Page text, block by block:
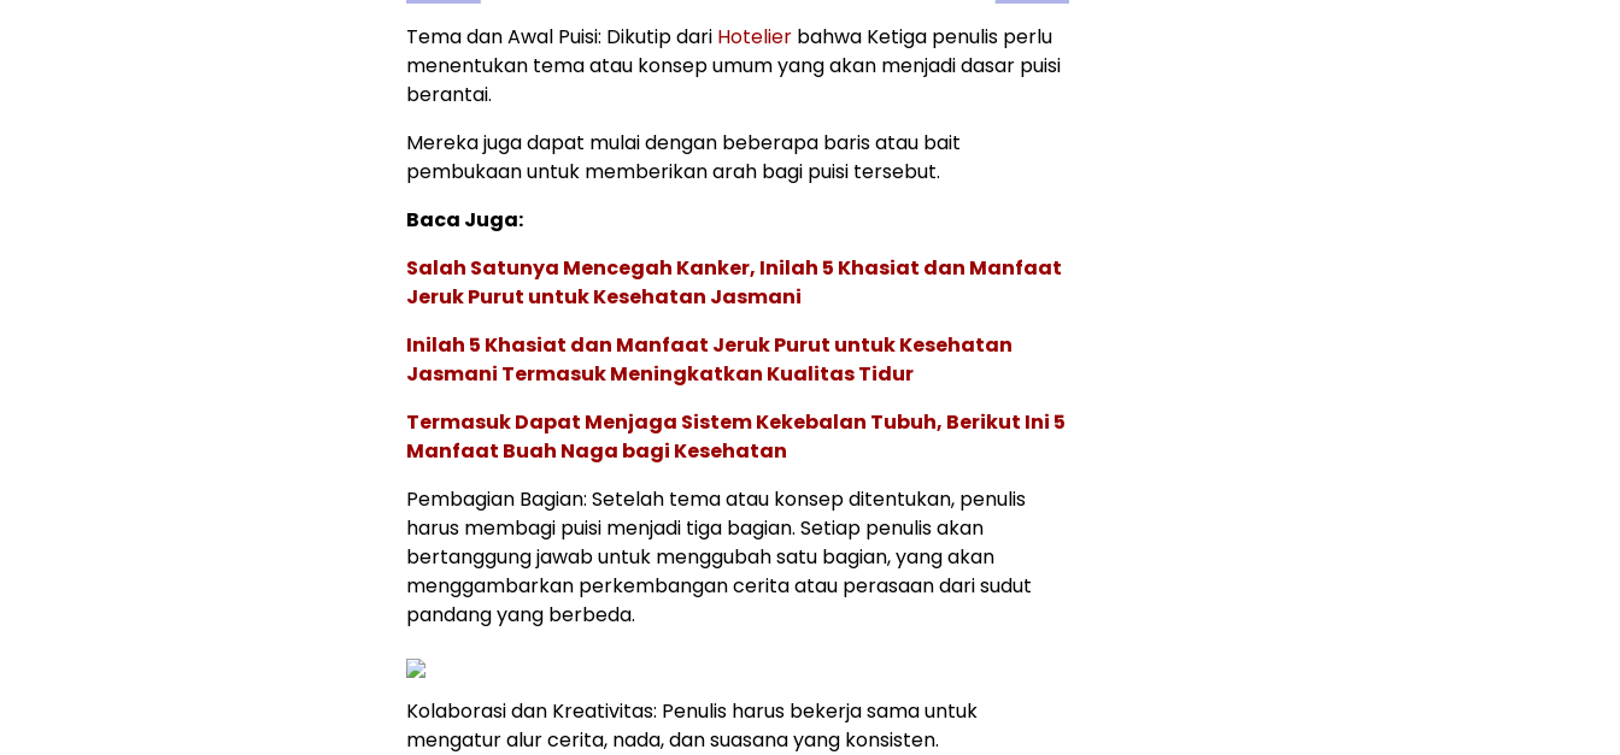
Tema dan Awal Puisi: Dikutip dari Hotelier bahwa Ketiga penulis perlu
menentukan tema atau konsep umum yang akan menjadi dasar puisi
berantai.
Mereka juga dapat mulai dengan beberapa baris atau bait
pembukaan untuk memberikan arah bagi puisi tersebut.
Baca Juga:
Salah Satunya Mencegah Kanker, Inilah 5 Khasiat dan Manfaat
Jeruk Purut untuk Kesehatan Jasmani
Inilah 5 Khasiat dan Manfaat Jeruk Purut untuk Kesehatan
Jasmani Termasuk Meningkatkan Kualitas Tidur
Termasuk Dapat Menjaga Sistem Kekebalan Tubuh, Berikut Ini 5
Manfaat Buah Naga bagi Kesehatan
Pembagian Bagian: Setelah tema atau konsep ditentukan, penulis
harus membagi puisi menjadi tiga bagian. Setiap penulis akan
bertanggung jawab untuk menggubah satu bagian, yang akan
menggambarkan perkembangan cerita atau perasaan dari sudut
pandang yang berbeda.
Kolaborasi dan Kreativitas: Penulis harus bekerja sama untuk
mengatur alur cerita, nada, dan suasana yang konsisten.